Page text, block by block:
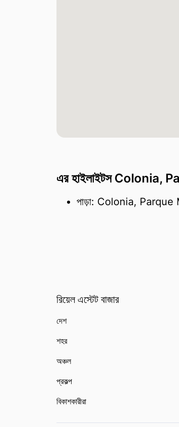
এর হাইলাইটস Colonia,
পাড়া: Colonia,
রিয়েল এস্টেট বাজার
দেশ
শহর
অঞ্চল
প্রকল্প
বিকাশকারীরা